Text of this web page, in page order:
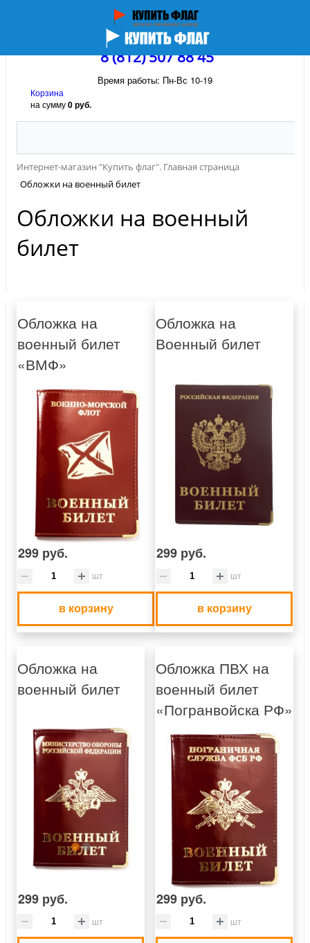
8 (812) 507 88 45
Время работы: Пн-Вс 10-19
Корзина
на сумму0 руб.
Интернет-магазин "Купить флаг". Главная страница
Обложки на военный билет
Обложки на военный
билет
Обложка на
военный билет
«ВМФ»
299 руб.
шт
в корзину
Обложка на
Военный билет
299 руб.
шт
в корзину
Обложка на
военный билет
299 руб.
шт
Обложка ПВХ на
военный билет
«Погранвойска РФ»
299 руб.
шт